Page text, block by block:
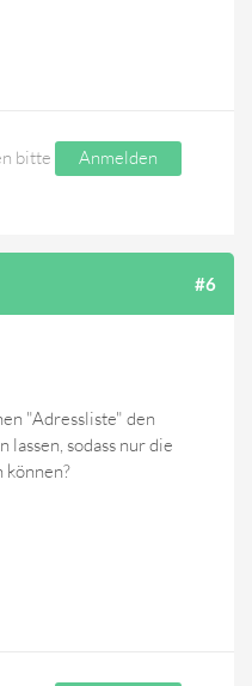
bitte
Anmelden
#6
"Adressliste" den
sodass nur die
können?